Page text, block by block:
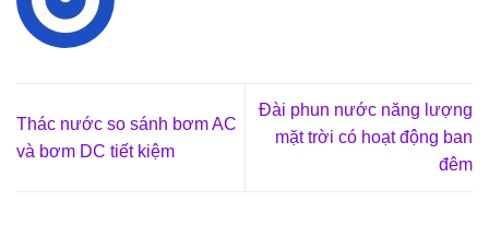
Thác nước so sánh bơm AC
và bơm DC tiết kiệm
Đài phun nước năng lượng
mặt trời có hoạt động ban
đêm